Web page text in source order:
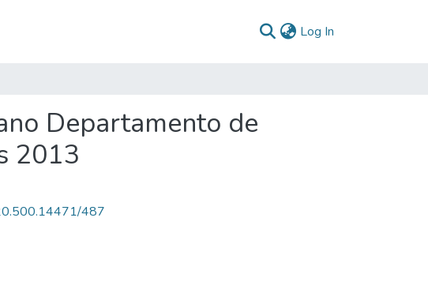
Log In
Departamento de
2013
487